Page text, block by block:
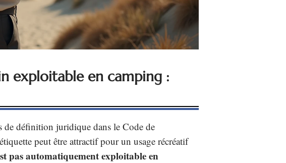
exploitable en camping :
de définition juridique dans le Code de
peut être attractif pour un usage récréatif
pas automatiquement exploitable en